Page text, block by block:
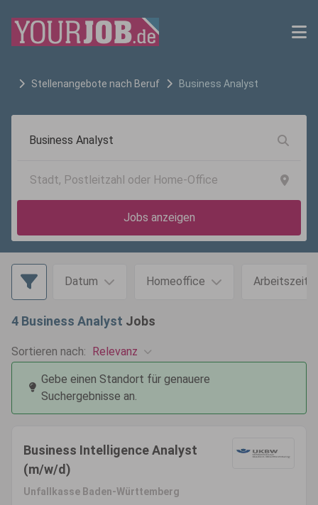
Stellenangebote nach Beruf Business Analyst
Jobs anzeigen
Datum Homeoffice Arbeitszeit
4 Business Analyst Jobs
Sortieren nach: Relevanz
Gebe einen Standort für genauere
Suchergebnisse an.
Business Intelligence Analyst
(m/w/d)
Unfallkasse Baden-Württemberg